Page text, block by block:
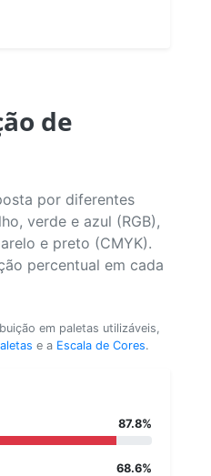
de
por diferentes
verde e azul (RGB),
e preto (CMYK).
percentual em cada
em paletas utilizáveis,
e a Escala de Cores.
87.8%
68.6%